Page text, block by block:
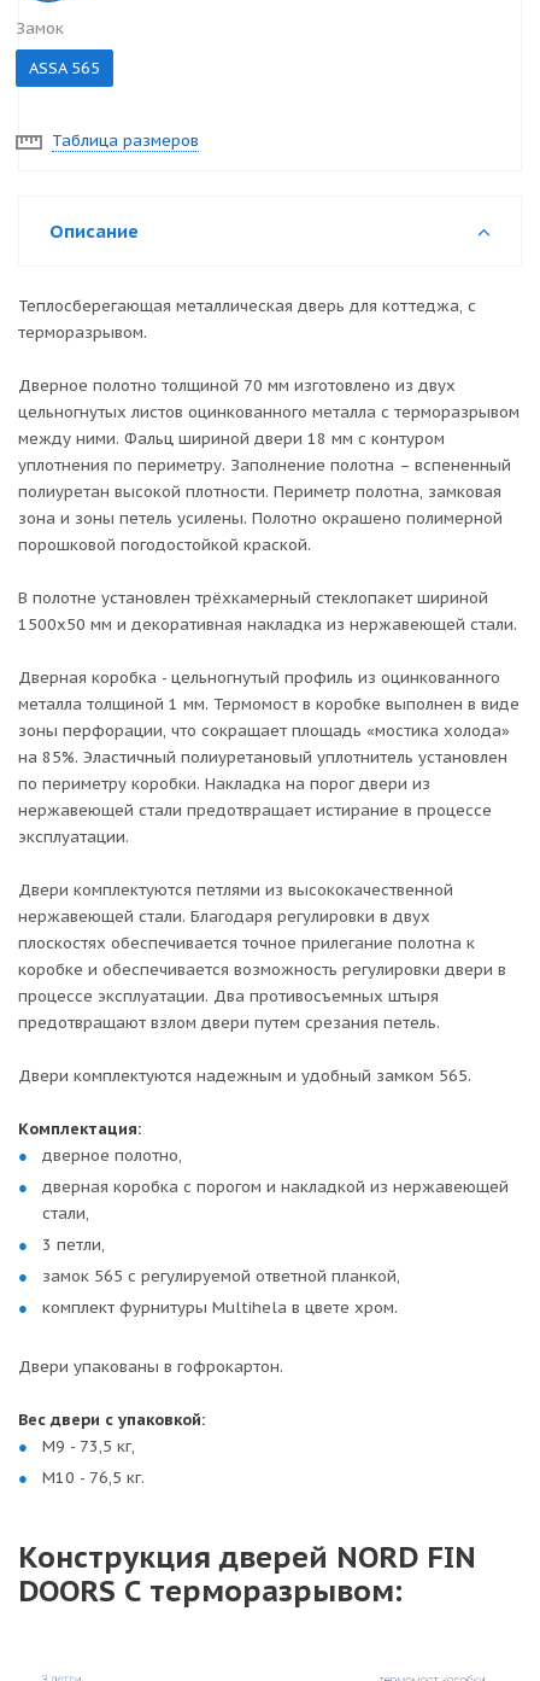
Замок
ASSA 565
Таблица размеров
Описание
Теплосберегающая металлическая дверь для коттеджа, с
терморазрывом.
Дверное полотно толщиной 70 мм изготовлено из двух
цельногнутых листов оцинкованного металла с терморазрывом
между ними. Фальц шириной двери 18 мм с контуром
уплотнения по периметру. Заполнение полотна – вспененный
полиуретан высокой плотности. Периметр полотна, замковая
зона и зоны петель усилены. Полотно окрашено полимерной
порошковой погодостойкой краской.
В полотне установлен трёхкамерный стеклопакет шириной
1500х50 мм и декоративная накладка из нержавеющей стали.
Дверная коробка - цельногнутый профиль из оцинкованного
металла толщиной 1 мм. Термомост в коробке выполнен в виде
зоны перфорации, что сокращает площадь «мостика холода»
на 85%. Эластичный полиуретановый уплотнитель установлен
по периметру коробки. Накладка на порог двери из
нержавеющей стали предотвращает истирание в процессе
эксплуатации.
Двери комплектуются петлями из высококачественной
нержавеющей стали. Благодаря регулировки в двух
плоскостях обеспечивается точное прилегание полотна к
коробке и обеспечивается возможность регулировки двери в
процессе эксплуатации. Два противосъемных штыря
предотвращают взлом двери путем срезания петель.
Двери комплектуются надежным и удобный замком 565.
Комплектация:
дверное полотно,
дверная коробка с порогом и накладкой из нержавеющей
стали,
3 петли,
замок 565 с регулируемой ответной планкой,
комплект фурнитуры Multihela в цвете хром.
Двери упакованы в гофрокартон.
Вес двери с упаковкой:
М9 - 73,5 кг,
М10 - 76,5 кг.
Конструкция дверей NORD FIN
DOORS С терморазрывом: